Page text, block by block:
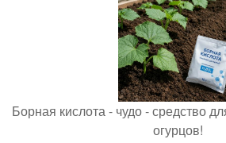
Борная кислота - чудо - средство
огурцов!